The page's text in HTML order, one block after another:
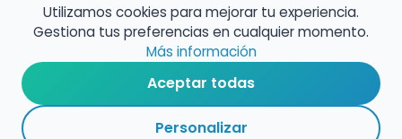
música en España
Configura alertas de empleo
Contacta con nosotros
Utilizamos cookies para mejorar tu experiencia.
Gestiona tus preferencias en cualquier momento.
Más información
Aceptar todas
Personalizar